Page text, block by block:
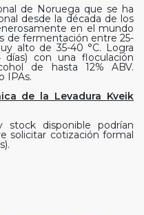
de Noruega que se ha
desde la década de los
en el mundo
de fermentación entre 25-
alto de 35-40 °C. Logra
con una floculación
de hasta 12% ABV.
IPAs.
de la Levadura Kveik
stock disponible podrían
solicitar cotización formal